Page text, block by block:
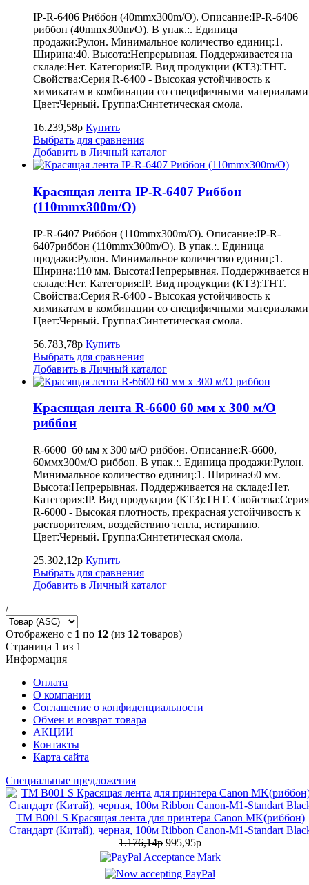
IP-R-6406 Риббон (40mmx300m/O). Описание:IP-R-6406
риббон (40mmx300m/O). В упак.:. Единица
продажи:Рулон. Минимальное количество единиц:1.
Ширина:40. Высота:Непрерывная. Поддерживается на
складе:Нет. Категория:IP. Вид продукции (КТ3):THT.
Свойства:Серия R-6400 - Высокая устойчивость к
химикатам в комбинации со специфичными
Цвет:Черный. Группа:Синтетическая смола.
16.239,58р Купить
Выбрать для сравнения
Добавить в Личный каталог
Красящая лента IP-R-6407 Риббон
(110mmx300m/O)
IP-R-6407 Риббон (110mmx300m/O). Описание:IP-R-
6407риббон (110mmx300m/O). В упак.:. Единица
продажи:Рулон. Минимальное количество единиц:1.
Ширина:110 мм. Высота:Непрерывная. Поддерживается
складе:Нет. Категория:IP. Вид продукции (КТ3):THT.
Свойства:Серия R-6400 - Высокая устойчивость к
химикатам в комбинации со специфичными
Цвет:Черный. Группа:Синтетическая смола.
56.783,78р Купить
Выбрать для сравнения
Добавить в Личный каталог
Красящая лента R-6600 60 мм x 300 м/O
риббон
R-6600 60 мм x 300 м/O риббон. Описание:R-6600,
60ммx300м/O риббон. В упак.:. Единица продажи:Рулон.
Минимальное количество единиц:1. Ширина:60 мм.
Высота:Непрерывная. Поддерживается на складе:Нет.
Категория:IP. Вид продукции (КТ3):THT. Свойства:Серия
R-6000 - Высокая плотность, прекрасная устойчивость к
растворителям, воздействию тепла, истиранию.
Цвет:Черный. Группа:Синтетическая смола.
25.302,12р Купить
Выбрать для сравнения
Добавить в Личный каталог
/
Отображено с 1 по 12 (из 12 товаров)
Страница 1 из 1
Информация
Оплата
О компании
Соглашение о конфиденциальности
Обмен и возврат товара
АКЦИИ
Контакты
Карта сайта
Специальные предложения
TM B001 S Красящая лента для принтера Canon MK(риббон)
Стандарт (Китай), черная, 100м Ribbon Canon-M1-Standart
1.176,14р 995,95р